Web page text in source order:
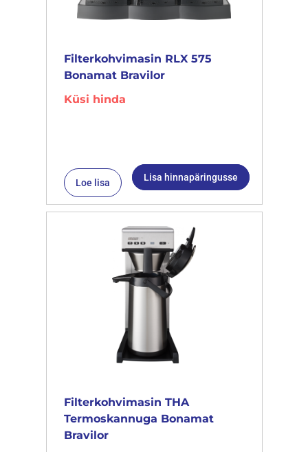
Filterkohvimasin RLX 575
Bonamat Bravilor
Küsi hinda
Loe lisa Lisa hinnapäringusse
Filterkohvimasin THA
Termoskannuga Bonamat
Bravilor